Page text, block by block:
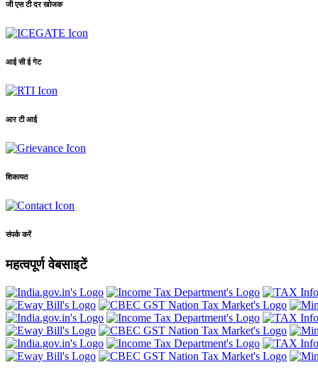
जी एस टी दर खोजक
आई सी ई गेट
आर टी आई
शिकायत
संपर्क करें
महत्वपूर्ण वेबसाइटें